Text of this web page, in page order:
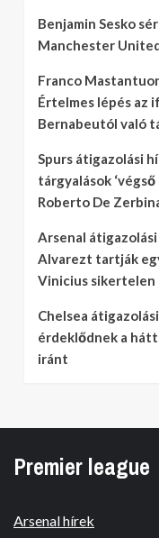
Benjamin Sesko
Manchester
Franco
Értelmes lépés az
Bernabeutól való
Spurs átigazolási
tárgyalások ‘végső
Roberto De
Arsenal
Alvarezt tartják
Vinicius sikertelen
Chelsea
érdeklődnek a
iránt
Premier league
Arsenal hírek